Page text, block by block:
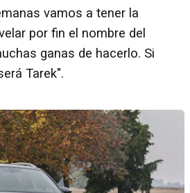
vamos a tener la
por fin el nombre del
ganas de hacerlo. Si
Tarek".